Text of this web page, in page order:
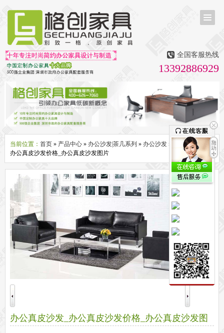
首页
茶台茶桌
多媒体会议室家具
办公屏风隔断系列
办公屏风卡位
高隔断墙 折叠屏风
组合职员台
办公桌系列
经理办公桌
会议桌
办公椅系列
休闲椅
老板大班椅 职员办公椅 会议椅
人体工学椅
办公沙发|茶几系列
办公沙发
贵宾沙发 茶几
茶水柜
文件柜系列
地柜
装饰柜 副柜 间隔柜 矮柜 实木文件柜 板式文件柜
钢制文件柜
保密文件柜
前台接待系列
接待家具
培训桌
公共区域家具系列
他们正在使用格创家具
全国客服热线
13392886929
当前位置： 首页» 产品中心» 办公沙发|茶几系列 » 办公沙发» 办公真皮沙发_
办公真皮沙发价格_办公真皮沙发图片
办公真皮沙发_办公真皮沙发价格_办公真皮沙发图